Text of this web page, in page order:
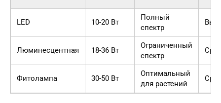
LED 10-20 Вт
Полный
спектр
Люминесцентная 18-36 Вт
Ограниченный
спектр
Фитолампа 30-50 Вт
Оптимальный
для растений